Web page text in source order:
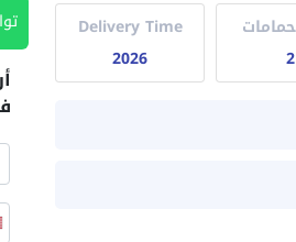
2
Delivery Time
2026